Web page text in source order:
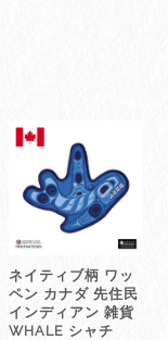
ネイティブ柄 ワッ
ペン カナダ 先住民
インディアン 雑貨
WHALE シャチ